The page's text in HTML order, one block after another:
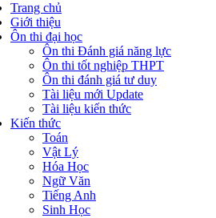
Trang chủ
Giới thiệu
Ôn thi đại học
Ôn thi Đánh giá năng lực
Ôn thi tốt nghiệp THPT
Ôn thi đánh giá tư duy
Tài liệu mới Update
Tài liệu kiến thức
Kiến thức
Toán
Vật Lý
Hóa Học
Ngữ Văn
Tiếng Anh
Sinh Học